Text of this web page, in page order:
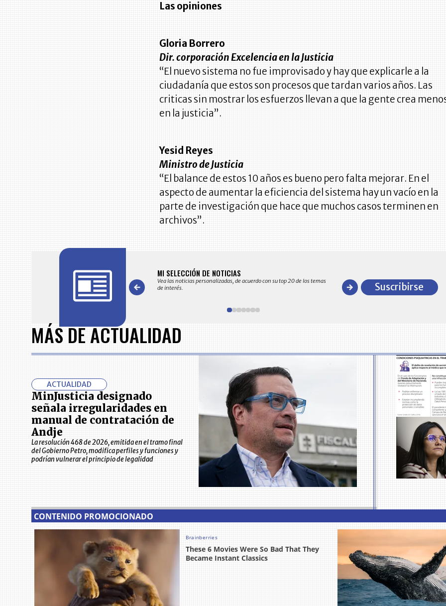
Las opiniones
Gloria Borrero
Dir. corporación Excelencia en la Justicia
“El nuevo sistema no fue improvisado y hay que explicarle a la
ciudadanía que estos son procesos que tardan varios años. Las
criticas sin mostrar los esfuerzos llevan a que la gente crea
en la justicia”.
Yesid Reyes
Ministro de Justicia
“El balance de estos 10 años es bueno pero falta mejorar. En el
aspecto de aumentar la eficiencia del sistema hay un vacío en la
parte de investigación que hace que muchos casos terminen en
archivos”.
en su correo electrónico las noticias seleccionadas por nuestro
MI SELECCIÓN DE NOTICIAS
Vea las noticias personalizadas, de acuerdo con su top 20 de los temas
de interés.
comportamiento general y detallado de las
en ventas en Colombia
of
7
Suscribirse
MÁS DE ACTUALIDAD
ACTUALIDAD
MinJusticia designado
señala irregularidades en
manual de contratación de
Andje
La resolución 468 de 2026, emitida en el tramo final
del Gobierno Petro, modifica perfiles y funciones y
podrían vulnerar el principio de legalidad